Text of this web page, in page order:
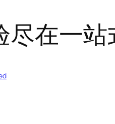
尽在一